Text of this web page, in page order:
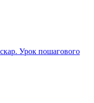
Урок пошагового